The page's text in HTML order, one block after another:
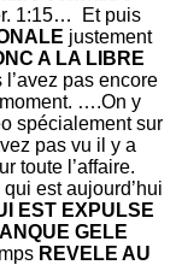
1:15… Et puis
justement
A LA LIBRE
pas encore
….On y
spécialement sur
pas vu il y a
toute l’affaire.
est aujourd’hui
EST EXPULSE
GELE
REVELE AU